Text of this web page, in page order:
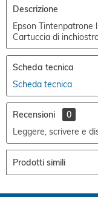
Descrizione
Epson Tintenpatrone
Cartuccia di
Scheda tecnica
Scheda tecnica
Recensioni
0
Leggere, scrivere e
Prodotti simili